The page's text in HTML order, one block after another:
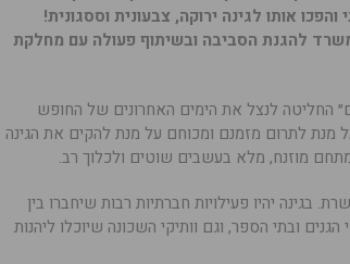
אותו לגינה ירוקה, צבעונית וססגונית!
להגנת הסביבה ובשיתוף פעולה עם מחלקת
החליטה לנצל את הימים האחרונים של החופש
מהעמותה הגיעו על מנת לתרום מזמנם ומכוחם על מנת להקים את הגינה
מוזנח, מלא בעשבים שוטים ולכלוך רב.
בגינה יהיו פעילויות חברתיות רבות שיחברו בין
ובתי הספר, וגם וותיקי השכונה שיוכלו ליהנות